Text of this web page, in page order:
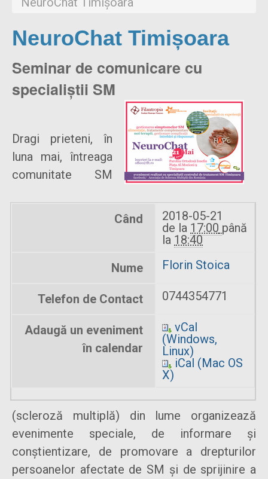
Formulare
NeuroChat Timișoara
Seminar de comunicare cu
specialiștii SM
Când
2018-05-21
de la 17:00 până
la 18:40
Nume
Florin Stoica
Telefon de Contact 0744354771
Adaugă un eveniment
în calendar
vCal
(Windows,
Linux)
iCal (Mac OS
X)
Dragi prieteni, în
luna mai, întreaga
comunitate SM
(scleroză multiplă) din lume organizează
evenimente speciale, de informare și
conștientizare, de promovare a drepturilor
persoanelor afectate de SM și de sprijinire a